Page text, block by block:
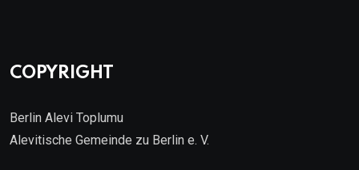
COPYRIGHT
Berlin Alevi Toplumu
Alevitische Gemeinde zu Berlin e. V.